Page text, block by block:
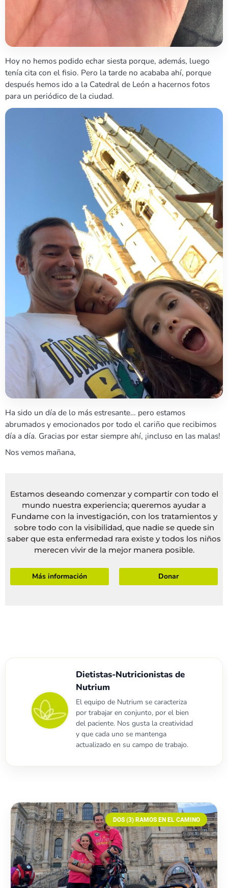
Hoy no hemos podido echar siesta porque, además, luego
tenía cita con el fisio. Pero la tarde no acababa ahí, porque
después hemos ido a la Catedral de León a hacernos fotos
para un periódico de la ciudad.
Ha sido un día de lo más estresante… pero estamos
abrumados y emocionados por todo el cariño que recibimos
día a día. Gracias por estar siempre ahí, ¡incluso en las malas!
Nos vemos mañana,
Estamos deseando comenzar y compartir con todo el
mundo nuestra experiencia; queremos ayudar a
Fundame con la investigación, con los tratamientos y
sobre todo con la visibilidad, que nadie se quede sin
saber que esta enfermedad rara existe y todos los niños
merecen vivir de la mejor manera posible.
Más información Donar
Dietistas-Nutricionistas de
Nutrium
El equipo de Nutrium se caracteriza
por trabajar en conjunto, por el bien
del paciente. Nos gusta la creatividad
y que cada uno se mantenga
actualizado en su campo de trabajo.
DOS (3) RAMOS EN EL CAMINO